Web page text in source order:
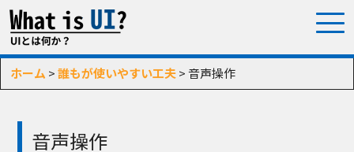
ホーム >誰もが使いやすい工夫> 音声操作
音声操作